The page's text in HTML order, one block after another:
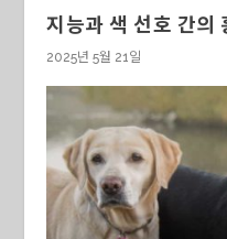
지능과 색 선호 간의
2025년 5월 21일